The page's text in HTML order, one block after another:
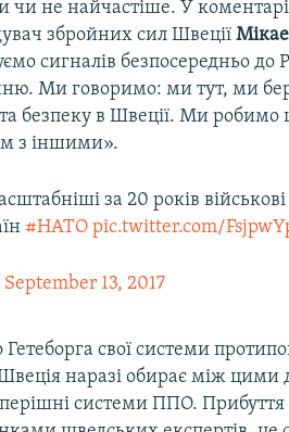
чи не найчастіше. У коментарі
збройних сил Швеції
сигналів безпосередньо до
Ми говоримо: ми тут, ми
та безпеку в Швеції. Ми
з іншими».
за 20 років
#НАТО pic.twitter.com/
September 13, 2017
свої системи
наразі обирає між цими
системи ППО.